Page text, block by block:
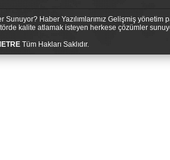
Sunuyor? Haber Yazılımlarımız Gelişmiş
kalite atlamak isteyen herkese çözümler
Tüm Hakları Saklıdır.